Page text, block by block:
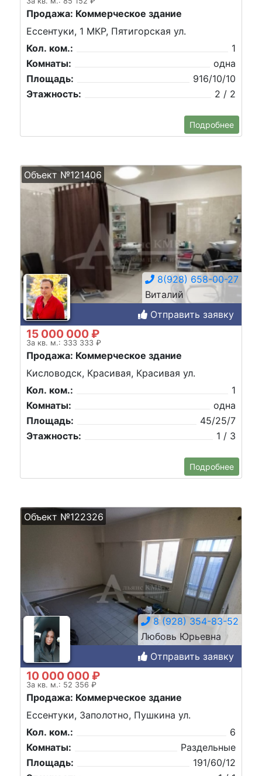
Продажа: Коммерческое здание
Ессентуки, 1 МКР, Пятигорская ул.
Кол. ком.:
1
Комнаты:
одна
Площадь:
916/10/10
Этажность:
2 / 2
Подробнее
Объект №121406
8(928) 658-00-27
Виталий
Отправить заявку
15 000 000 ₽
За кв. м.: 333 333 ₽
Продажа: Коммерческое здание
Кисловодск, Красивая, Красивая ул.
Кол. ком.:
1
Комнаты:
одна
Площадь:
45/25/7
Этажность:
1 / 3
Подробнее
Объект №122326
8 (928) 354-83-52
Любовь Юрьевна
Отправить заявку
10 000 000 ₽
За кв. м.: 52 356 ₽
Продажа: Коммерческое здание
Ессентуки, Заполотно, Пушкина ул.
Кол. ком.:
6
Комнаты:
Раздельные
Площадь:
191/60/12